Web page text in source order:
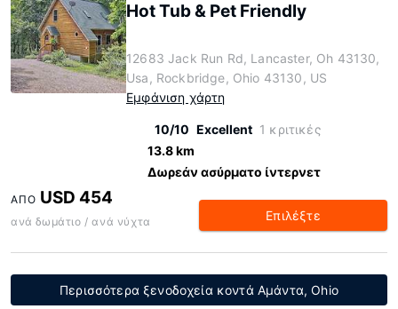
Hot Tub & Pet Friendly
12683 Jack Run Rd, Lancaster, Oh 43130,
Usa, Rockbridge, Ohio 43130, US
Εμφάνιση χάρτη
10/10 Excellent 1 κριτικές
13.8 km
Δωρεάν ασύρματο ίντερνετ
ΑΠΌ USD 454
ανά δωμάτιο / ανά νύχτα Επιλέξτε
Περισσότερα ξενοδοχεία κοντά Αμάντα, Ohio